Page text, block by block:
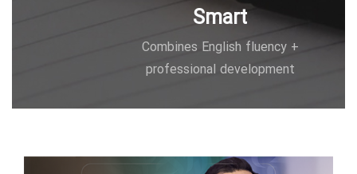
Smart
Combines English fluency +
professional development